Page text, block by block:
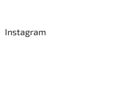
Instagram